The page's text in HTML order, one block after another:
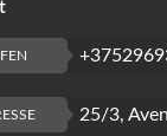
25/3,